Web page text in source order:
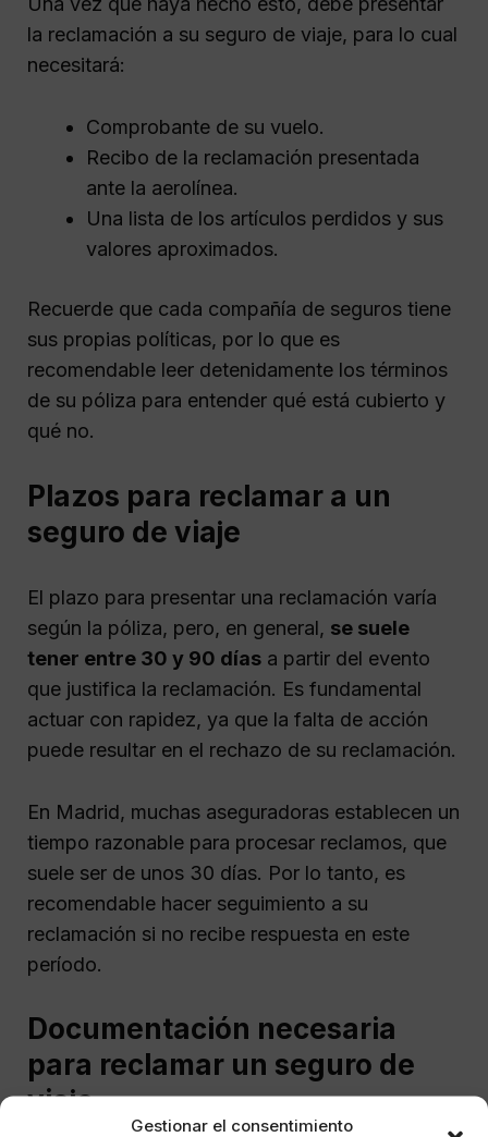
Gestionar el consentimiento
la reclamación a su seguro de viaje, para lo cual
necesitará:
Comprobante de su vuelo.
Recibo de la reclamación presentada
ante la aerolínea.
Una lista de los artículos perdidos y sus
valores aproximados.
Recuerde que cada compañía de seguros tiene
sus propias políticas, por lo que es
recomendable leer detenidamente los términos
de su póliza para entender qué está cubierto y
qué no.
Plazos para reclamar a un
seguro de viaje
El plazo para presentar una reclamación varía
según la póliza, pero, en general, se suele
tener entre 30 y 90 días a partir del evento
que justifica la reclamación. Es fundamental
actuar con rapidez, ya que la falta de acción
puede resultar en el rechazo de su reclamación.
En Madrid, muchas aseguradoras establecen un
tiempo razonable para procesar reclamos, que
suele ser de unos 30 días. Por lo tanto, es
recomendable hacer seguimiento a su
reclamación si no recibe respuesta en este
período.
Documentación necesaria
para reclamar un seguro de
viaje